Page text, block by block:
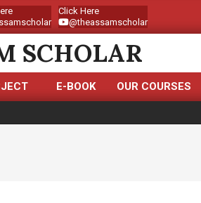
Click Here
@theassamscholar
E-BOOK OUR COURSES